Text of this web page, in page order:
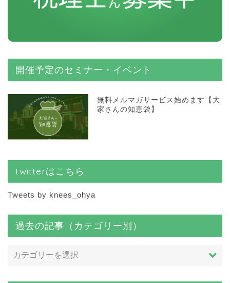
開催予定のセミナー・イベント
無料メルマガサービス始めます【大
家さんの知恵袋】
twitterはこちら
Tweets by knees_ohya
過去の記事（カテゴリー別）